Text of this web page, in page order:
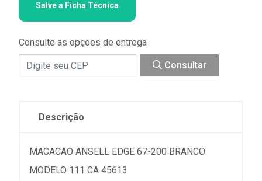
Salve a Ficha Técnica
Consulte as opções de entrega
Consultar
Descrição
MACACAO ANSELL EDGE 67-200 BRANCO
MODELO 111 CA 45613